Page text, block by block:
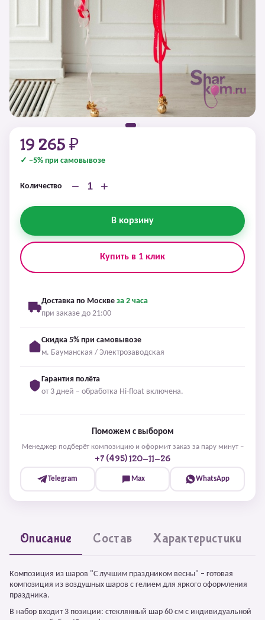
19 265 ₽
✓ −5% при самовывозе
Количество − +
В корзину
Купить в 1 клик
Доставка по Москве за 2 часа
при заказе до 21:00
Скидка 5% при самовывозе
м. Бауманская / Электрозаводская
Гарантия полёта
от 3 дней – обработка Hi-float включена.
Поможем с выбором
Менеджер подберёт композицию и оформит заказ за пару минут –
+7 (495) 120-11-26
Telegram Max WhatsApp
Описание Состав Характеристики
Композиция из шаров "С лучшим праздником весны" – готовая
композиция из воздушных шаров с гелием для яркого оформления
праздника.
В набор входит 3 позиции: стеклянный шар 60 см с индивидуальной